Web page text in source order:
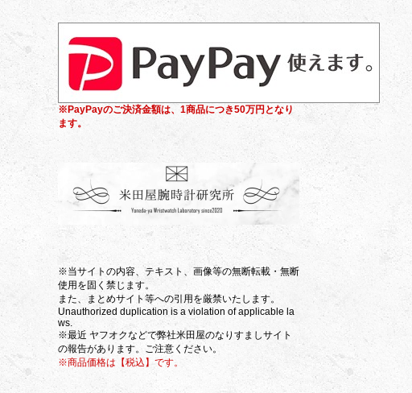
※PayPayのご決済金額は、1商品につき50万円となり
ます。
※当サイトの内容、テキスト、画像等の無断転載・無断
使用を固く禁じます。
また、まとめサイト等への引用を厳禁いたします。
Unauthorized duplication is a violation of applicable la
ws.
※最近 ヤフオクなどで弊社米田屋のなりすましサイト
の報告があります。ご注意ください。
※商品価格は【税込】です。